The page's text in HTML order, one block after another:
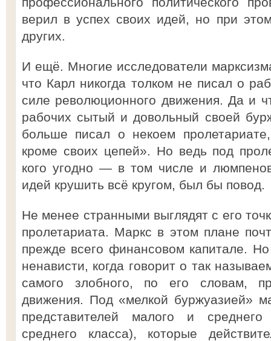
верил в успех своих идей, но при
других.
И ещё. Многие исследователи
что Карл никогда толком не писал о
силе революционного движения. Да и
рабочих сытый и довольный своей
больше писал о некоем
кроме своих цепей». Но ведь под
кого угодно — в том числе и
идей крушить всё кругом, был бы повод.
Не менее странными выглядят с его
пролетариата. Маркс в этом плане
прежде всего финансовом капитале.
ненависти, когда говорит о так
самого злобного, по его словам,
движения. Под «мелкой буржуазией»
представителей малого и
среднего класса), которые